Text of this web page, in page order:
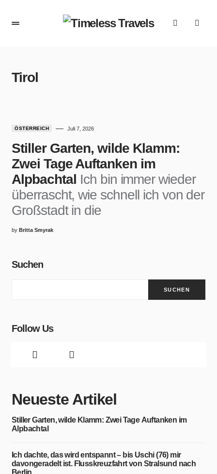
Tirol
ÖSTERREICH Juli 7, 2026
Stiller Garten, wilde Klamm:
Zwei Tage Auftanken im
Alpbachtal Ich bin immer wieder
überrascht, wie schnell ich von der
Großstadt in die
by Britta Smyrak
Suchen
SUCHEN
Follow Us
Neueste Artikel
Stiller Garten, wilde Klamm: Zwei Tage Auftanken im
Alpbachtal
Ich dachte, das wird entspannt – bis Uschi (76) mir
davongeradelt ist. Flusskreuzfahrt von Stralsund nach
Berlin